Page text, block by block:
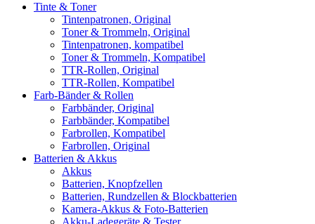
Tinte & Toner
Tintenpatronen, Original
Toner & Trommeln, Original
Tintenpatronen, kompatibel
Toner & Trommeln, Kompatibel
TTR-Rollen, Original
TTR-Rollen, Kompatibel
Farb-Bänder & Rollen
Farbbänder, Original
Farbbänder, Kompatibel
Farbrollen, Kompatibel
Farbrollen, Original
Batterien & Akkus
Akkus
Batterien, Knopfzellen
Batterien, Rundzellen & Blockbatterien
Kamera-Akkus & Foto-Batterien
Akku-Ladegeräte & Tester